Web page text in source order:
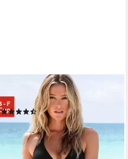
Bügel-Bikini-Top Perfect
(229)
ab 34,99 €
lieferbar - in 1-2 Werktagen bei dir